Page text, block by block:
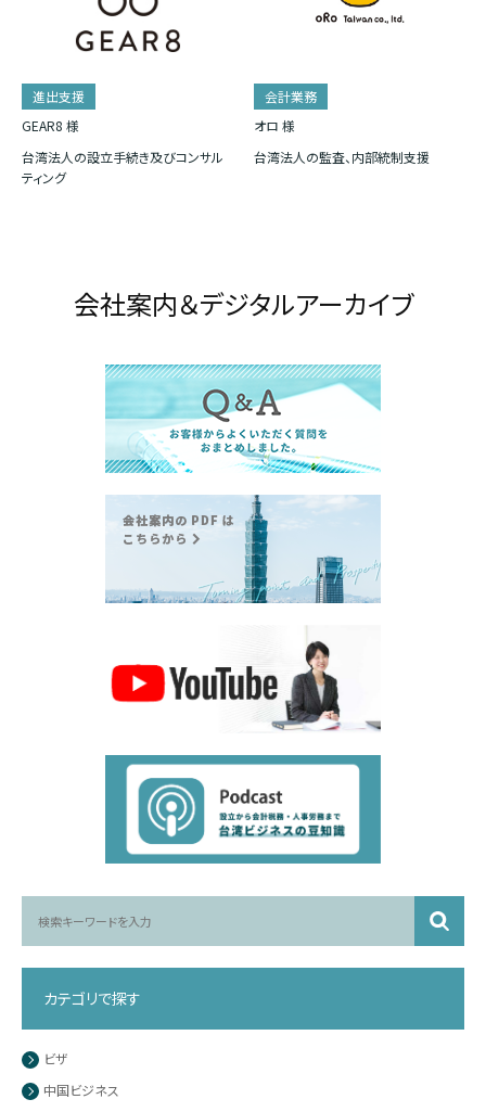
進出支援
GEAR8 様
台湾法人の設立手続き及びコンサル
ティング
会計業務
オロ 様
台湾法人の監査、内部統制支援
会社案内＆デジタルアーカイブ
カテゴリで探す
ビザ
中国ビジネス